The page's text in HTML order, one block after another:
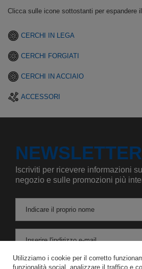
Clicca sulle icone sottostanti per espandere
CERCHI IN LEGA
CERCHI FORGIATI
CERCHI IN ACCIAIO
ACCESSORI
NEWSLETTER
Iscriviti per ricevere informazioni
negozio e sulle promozioni più
Indicare il proprio nome
Inserire l'indirizzo e-mail
Acconsento al trattamento dei miei dati personali per le finalità e l'ambito di
Utilizziamo i cookie per il corretto
funzionalità social, analizzare il traffico e